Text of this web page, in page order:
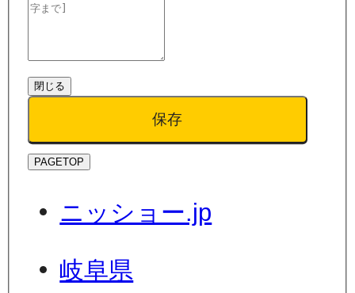
閉じる
保存
PAGETOP
ニッショー.jp
岐阜県